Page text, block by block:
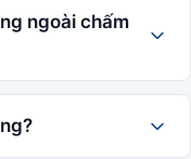
ngoài chấm